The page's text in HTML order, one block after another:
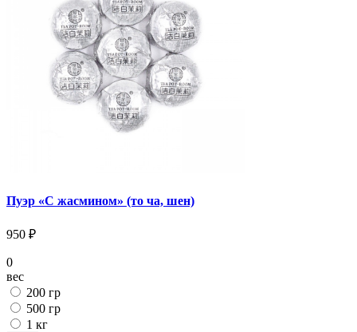
Пуэр «С жасмином» (то ча, шен)
950 ₽
0
вес
200 гр
500 гр
1 кг